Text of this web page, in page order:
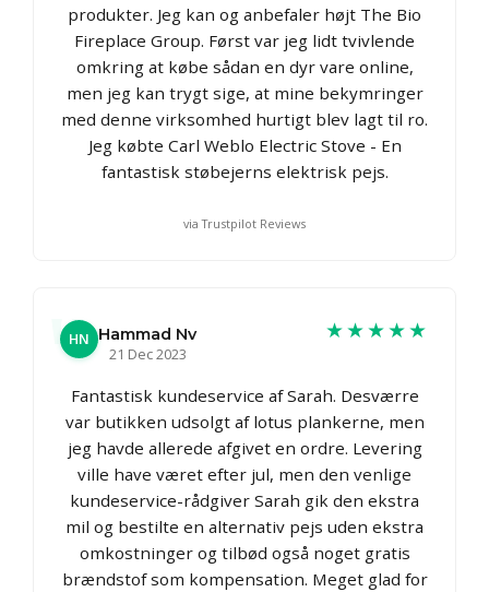
produkter. Jeg kan og anbefaler højt The Bio
Fireplace Group. Først var jeg lidt tvivlende
omkring at købe sådan en dyr vare online,
men jeg kan trygt sige, at mine bekymringer
med denne virksomhed hurtigt blev lagt til ro.
Jeg købte Carl Weblo Electric Stove - En
fantastisk støbejerns elektrisk pejs.
via Trustpilot Reviews
HN Hammad Nv
21 Dec 2023
★★★★★
Fantastisk kundeservice af Sarah. Desværre
var butikken udsolgt af lotus plankerne, men
jeg havde allerede afgivet en ordre. Levering
ville have været efter jul, men den venlige
kundeservice-rådgiver Sarah gik den ekstra
mil og bestilte en alternativ pejs uden ekstra
omkostninger og tilbød også noget gratis
brændstof som kompensation. Meget glad for